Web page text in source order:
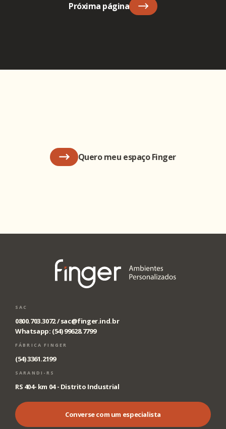
Próxima página
Quero meu espaço Finger
SAC
0800.703.3072 /sac@finger.ind.br
Whatsapp: (54) 99628.7799
FÁBRICA FINGER
(54) 3361.2199
SARANDI-RS
RS 404- km 04 - Distrito Industrial
Converse com um especialista